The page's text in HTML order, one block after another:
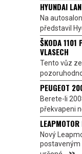
HYUNDAI
Na
představil
ŠKODA 1101
VLASECH
Tento vůz
PEUGEOT
Berete-li
překvapeni
Nový
postaveným